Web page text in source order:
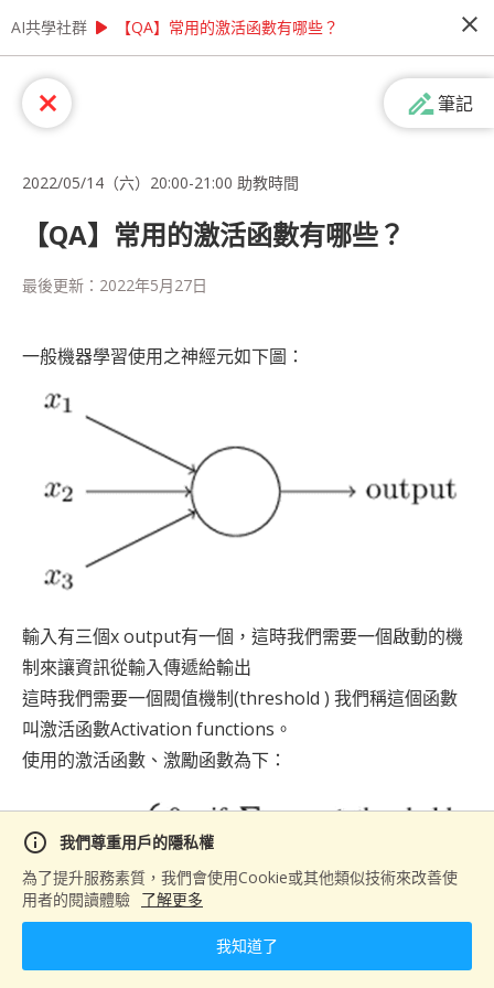
AI共學社群 play_arrow 【教材專區】學習AI有困難？ 讓Cupoy助教來幫你！
【教材專區】學習AI有困難？ 讓Cupoy
助教來幫你！
即時為您解答嗎？ 想提高模型準確率，卻不知從何
每週一次的線上助教時間！
people_alt
課程內容(51) 學習筆記 會員 (
info
我們尊重用戶的隱私權
為了提升服務素質，我們會使用Cookie或其他類似技術來改善使
用者的閱讀體驗 了解更多
我知道了
AI共學社群 play_arrow 【QA】常用的激活函數有哪些？ close
close drive_file_rename_outline筆記
2022/05/14（六）20:00-21:00 助教時間
【QA】常用的激活函數有哪些？
最後更新： 2022年5月27日
一般機器學習使用之神經元如下圖：
輸入有三個x output有一個，這時我們需要一個啟動的機
制來讓資訊從輸入傳遞給輸出
這時我們需要一個閥值機制(threshold ) 我們稱這個函數
叫激活函數Activation functions。
使用的激活函數、激勵函數為下：